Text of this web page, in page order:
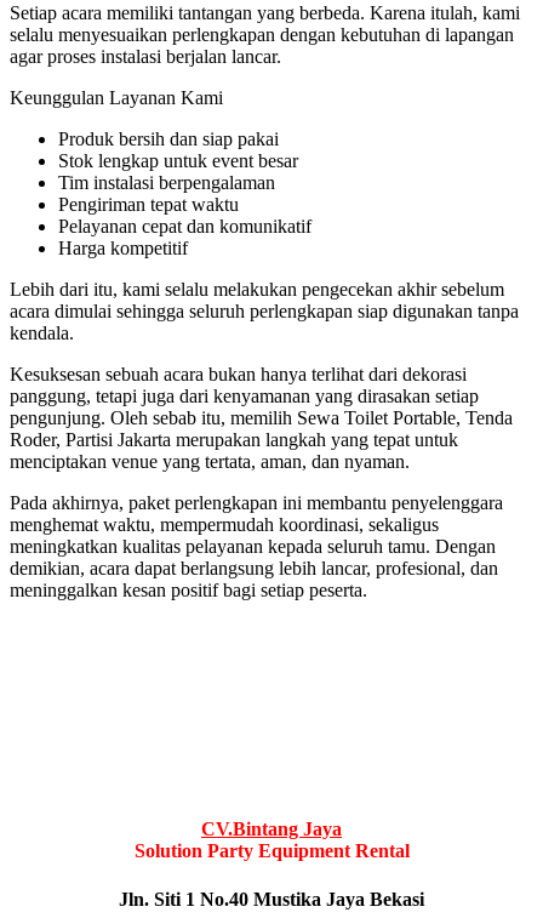
Setiap acara memiliki tantangan yang berbeda. Karena itulah, kami
selalu menyesuaikan perlengkapan dengan kebutuhan di lapangan
agar proses instalasi berjalan lancar.
Keunggulan Layanan Kami
Produk bersih dan siap pakai
Stok lengkap untuk event besar
Tim instalasi berpengalaman
Pengiriman tepat waktu
Pelayanan cepat dan komunikatif
Harga kompetitif
Lebih dari itu, kami selalu melakukan pengecekan akhir sebelum
acara dimulai sehingga seluruh perlengkapan siap digunakan tanpa
kendala.
Kesuksesan sebuah acara bukan hanya terlihat dari dekorasi
panggung, tetapi juga dari kenyamanan yang dirasakan setiap
pengunjung. Oleh sebab itu, memilih Sewa Toilet Portable, Tenda
Roder, Partisi Jakarta merupakan langkah yang tepat untuk
menciptakan venue yang tertata, aman, dan nyaman.
Pada akhirnya, paket perlengkapan ini membantu penyelenggara
menghemat waktu, mempermudah koordinasi, sekaligus
meningkatkan kualitas pelayanan kepada seluruh tamu. Dengan
demikian, acara dapat berlangsung lebih lancar, profesional, dan
meninggalkan kesan positif bagi setiap peserta.
CV.Bintang Jaya
Solution Party Equipment Rental
Jln. Siti 1 No.40 Mustika Jaya Bekasi